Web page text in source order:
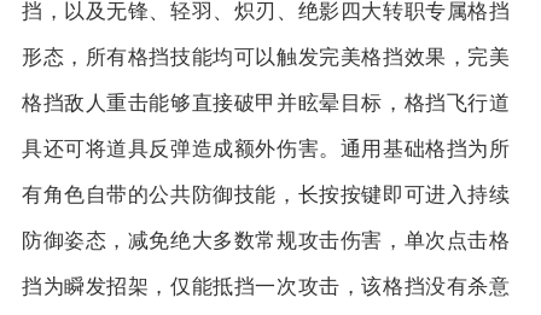
挡，以及无锋、轻羽、炽刃、绝影四大转职专属格挡
形态，所有格挡技能均可以触发完美格挡效果，完美
格挡敌人重击能够直接破甲并眩晕目标，格挡飞行道
具还可将道具反弹造成额外伤害。通用基础格挡为所
有角色自带的公共防御技能，长按按键即可进入持续
防御姿态，减免绝大多数常规攻击伤害，单次点击格
挡为瞬发招架，仅能抵挡一次攻击，该格挡没有杀意